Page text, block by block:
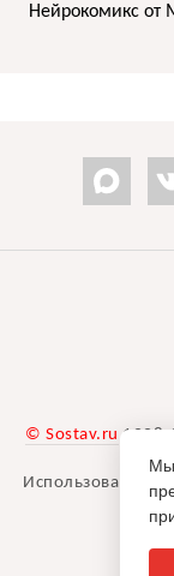
Нейрокомикс от
© Sostav.ru 1998-
Использование
Мы